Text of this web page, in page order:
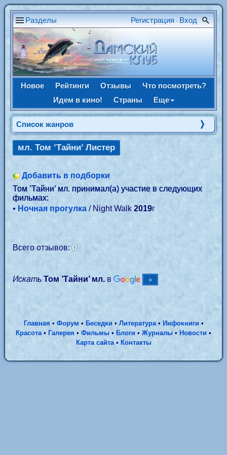
Разделы Регистрация • Вход
Новое Рейтинги Отзывы
Что посмотреть?
Идем в кино!
Страны Еще
Список жанров
мл. Том ’Тайни’ Листер
Добавить в подборки
Том ’Тайни’ мл. принимал(а) участие в следующих
фильмах:
• Ночная прогулка / Night Walk2019г
Всего отзывов:0
Искать Том ’Тайни’ мл. в
Главная • Форум• Беседки• Литература• Инфокниги•
Красота• Галерея • Фильмы • Блоги • Журналы • Новости •
Карта сайта• Контакты